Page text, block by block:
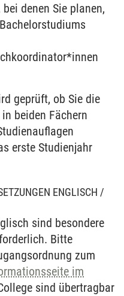
denen Sie planen,
geprüft, ob Sie die
beiden Fächern
erste Studienjahr
ENGLISCH /
sind besondere
Bitte
zum
im
sind übertragbar